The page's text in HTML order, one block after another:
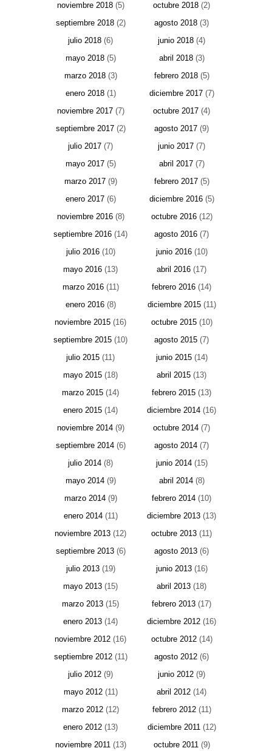
noviembre 2018(5) octubre 2018 (2)
septiembre 2018(2) agosto 2018 (3)
julio 2018 (6) junio 2018 (4)
mayo 2018(5) abril 2018(3)
marzo 2018(3) febrero 2018(5)
enero 2018(1) diciembre 2017(7)
noviembre 2017(7) octubre 2017 (4)
septiembre 2017(2) agosto 2017 (9)
julio 2017 (7) junio 2017 (7)
mayo 2017(5) abril 2017(7)
marzo 2017(9) febrero 2017(5)
enero 2017(6) diciembre 2016(5)
noviembre 2016(8) octubre 2016(12)
septiembre 2016 (14) agosto 2016 (7)
julio 2016(10) junio 2016(10)
mayo 2016 (13) abril 2016 (17)
marzo 2016(11) febrero 2016 (14)
enero 2016(8) diciembre 2015(11)
noviembre 2015 (16) octubre 2015(10)
septiembre 2015 (10) agosto 2015 (7)
julio 2015 (11) junio 2015(14)
mayo 2015 (18) abril 2015 (13)
marzo 2015 (14) febrero 2015 (13)
enero 2015 (14) diciembre 2014 (16)
noviembre 2014(9) octubre 2014 (7)
septiembre 2014(6) agosto 2014 (7)
julio 2014 (8) junio 2014(15)
mayo 2014(9) abril 2014(8)
marzo 2014(9) febrero 2014 (10)
enero 2014(11) diciembre 2013 (13)
noviembre 2013 (12) octubre 2013 (11)
septiembre 2013(6) agosto 2013 (6)
julio 2013(19) junio 2013(16)
mayo 2013 (15) abril 2013 (18)
marzo 2013 (15) febrero 2013 (17)
enero 2013 (14) diciembre 2012 (16)
noviembre 2012 (16) octubre 2012(14)
septiembre 2012(11) agosto 2012 (6)
julio 2012 (9) junio 2012 (9)
mayo 2012(11) abril 2012 (14)
marzo 2012 (12) febrero 2012(11)
enero 2012 (13) diciembre 2011(12)
noviembre 2011(13) octubre 2011(9)